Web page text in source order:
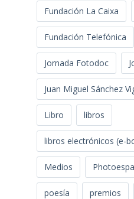
Fundación La Caixa
Fundación Telefónica
Jornada Fotodoc
Juan Miguel Sánchez
Libro libros
libros electrónicos (e-
Medios
poesía premios